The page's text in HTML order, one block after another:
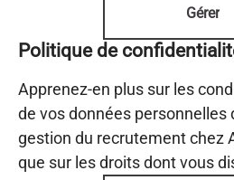
Gérer
Politique de
Apprenez-en plus sur les
de vos données personnelles
gestion du recrutement chez
que sur les droits dont vous